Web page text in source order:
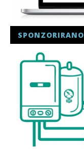
SPONZORIRANO